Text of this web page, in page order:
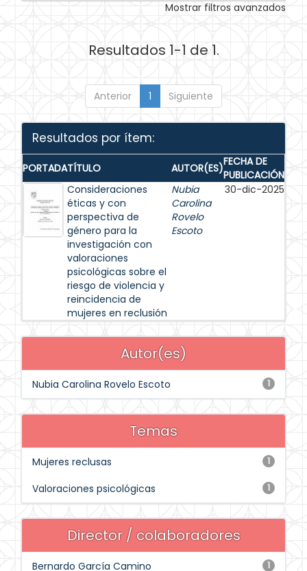
Mostrar filtros avanzados
Resultados 1-1 de 1.
Anterior 1 Siguiente
Resultados por ítem:
PORTADATÍTULO AUTOR(ES)FECHA DE
PUBLICACIÓN
Consideraciones
éticas y con
perspectiva de
género para la
investigación con
valoraciones
psicológicas sobre el
riesgo de violencia y
reincidencia de
mujeres en reclusión
Nubia
Carolina
Rovelo
Escoto
30-dic-2025
Autor(es)
1
Nubia Carolina Rovelo Escoto
Temas
1
Mujeres reclusas
1
Valoraciones psicológicas
Director / colaboradores
1
Bernardo García Camino